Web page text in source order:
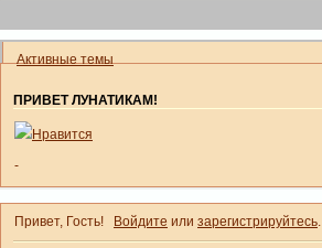
Активные темы
ПРИВЕТ ЛУНАТИКАМ!
Нравится
-
Привет, Гость! Войдите или зарегистрируйтесь.